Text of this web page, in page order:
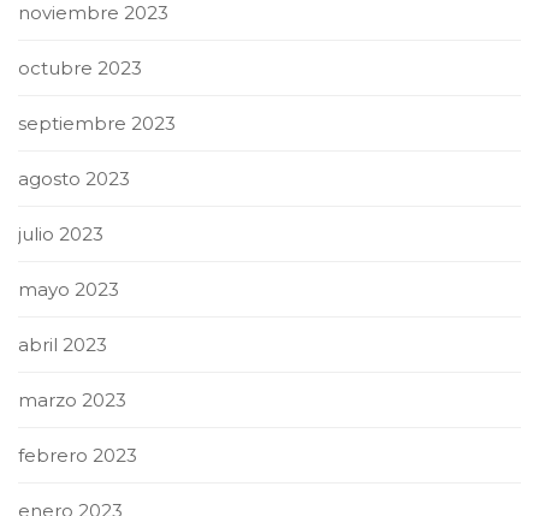
noviembre 2023
octubre 2023
septiembre 2023
agosto 2023
julio 2023
mayo 2023
abril 2023
marzo 2023
febrero 2023
enero 2023